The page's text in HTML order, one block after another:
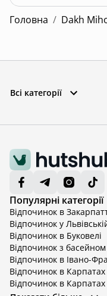
Головна / Dakh
Всі категорії
Популярні категорії
Відпочинок в
Відпочинок у
Відпочинок в Буковелі
Відпочинок з басейном
Відпочинок в Івано-
Відпочинок в Карпатах
Відпочинок в